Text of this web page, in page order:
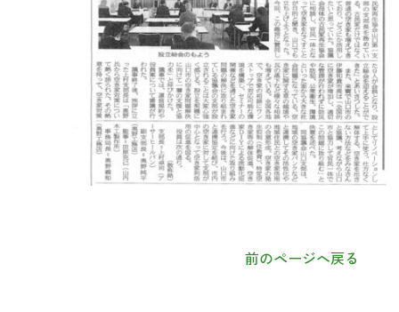
前のページへ戻る